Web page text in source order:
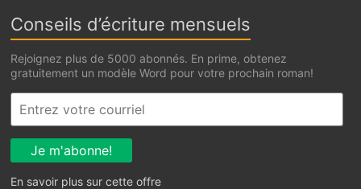
Conseils d’écriture mensuels
Rejoignez plus de 5000 abonnés. En prime, obtenez
gratuitement un modèle Word pour votre prochain roman!
En savoir plus sur cette offre